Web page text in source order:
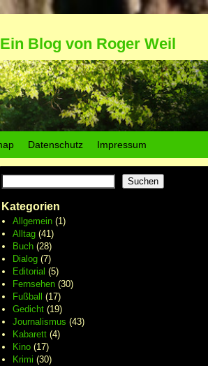
Ein Blog von Roger Weil
Datenschutz Impressum
Suchen
Kategorien
Allgemein(1)
Alltag(41)
Buch(28)
Dialog(7)
Editorial (5)
Fernsehen(30)
Fußball (17)
Gedicht(19)
Journalismus (43)
Kabarett(4)
Kino(17)
Krimi (30)